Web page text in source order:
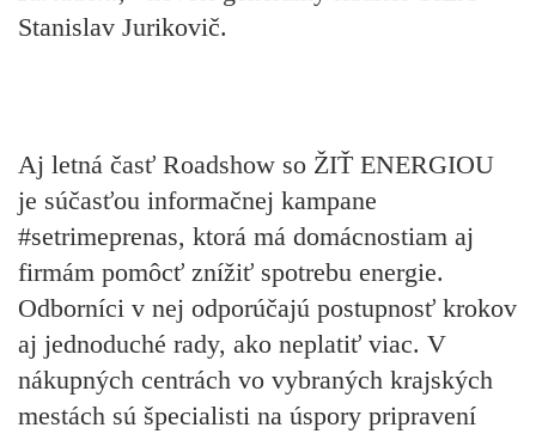
Stanislav Jurikovič.
Aj letná časť Roadshow so ŽIŤ ENERGIOU
je súčasťou informačnej kampane
#setrimeprenas, ktorá má domácnostiam aj
firmám pomôcť znížiť spotrebu energie.
Odborníci v nej odporúčajú postupnosť krokov
aj jednoduché rady, ako neplatiť viac. V
nákupných centrách vo vybraných krajských
mestách sú špecialisti na úspory pripravení